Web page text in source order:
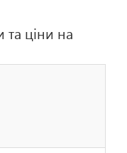
та ціни на